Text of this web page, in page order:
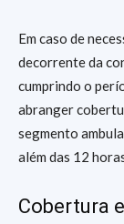
Em caso de
decorrente da
cumprindo o
abranger
segmento
além das 12
Cobertura